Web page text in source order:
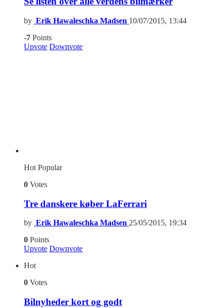
by Erik Hawaleschka Madsen 10/07/2015, 13:44
-7 Points
Upvote Downvote
Hot Popular
0 Votes
Tre danskere køber LaFerrari
by Erik Hawaleschka Madsen 25/05/2015, 19:34
0 Points
Upvote Downvote
Hot
0 Votes
Bilnyheder kort og godt